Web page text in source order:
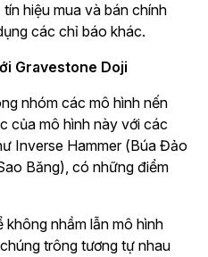
hiệu mua và bán chính
các chỉ báo khác.
Gravestone Doji
nhóm các mô hình nến
của mô hình này với các
Inverse Hammer (Búa Đảo
Băng), có những điểm
nhầm lẫn mô hình
trông tương tự nhau